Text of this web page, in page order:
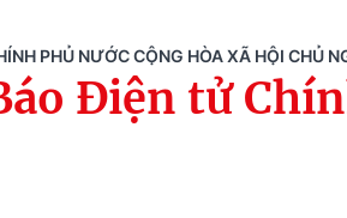
PHỦ NƯỚC CỘNG HÒA XÃ HỘI CHỦ
Điện tử